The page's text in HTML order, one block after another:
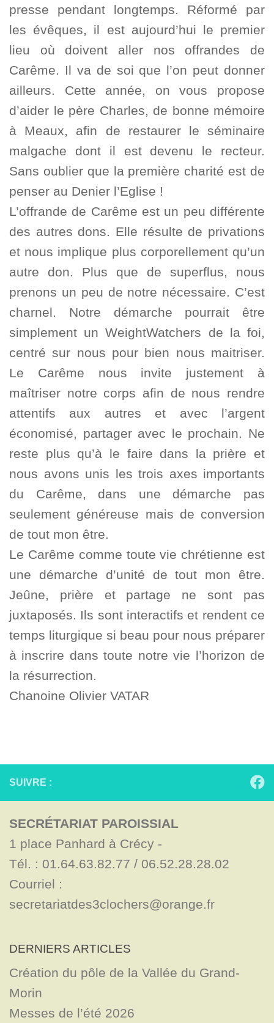
presse pendant longtemps. Réformé par
les évêques, il est aujourd’hui le premier
lieu où doivent aller nos offrandes de
Carême. Il va de soi que l’on peut donner
ailleurs. Cette année, on vous propose
d’aider le père Charles, de bonne mémoire
à Meaux, afin de restaurer le séminaire
malgache dont il est devenu le recteur.
Sans oublier que la première charité est de
penser au Denier l’Eglise !
L’offrande de Carême est un peu différente
des autres dons. Elle résulte de privations
et nous implique plus corporellement qu’un
autre don. Plus que de superflus, nous
prenons un peu de notre nécessaire. C’est
charnel. Notre démarche pourrait être
simplement un WeightWatchers de la foi,
centré sur nous pour bien nous maitriser.
Le Carême nous invite justement à
maîtriser notre corps afin de nous rendre
attentifs aux autres et avec l’argent
économisé, partager avec le prochain. Ne
reste plus qu’à le faire dans la prière et
nous avons unis les trois axes importants
du Carême, dans une démarche pas
seulement généreuse mais de conversion
de tout mon être.
Le Carême comme toute vie chrétienne est
une démarche d’unité de tout mon être.
Jeûne, prière et partage ne sont pas
juxtaposés. Ils sont interactifs et rendent ce
temps liturgique si beau pour nous préparer
à inscrire dans toute notre vie l’horizon de
la résurrection.
Chanoine Olivier VATAR
SUIVRE :
SECRÉTARIAT PAROISSIAL
1 place Panhard à Crécy -
Tél. : 01.64.63.82.77 / 06.52.28.28.02
Courriel :
secretariatdes3clochers@orange.fr
DERNIERS ARTICLES
Création du pôle de la Vallée du Grand-
Morin
Messes de l’été 2026